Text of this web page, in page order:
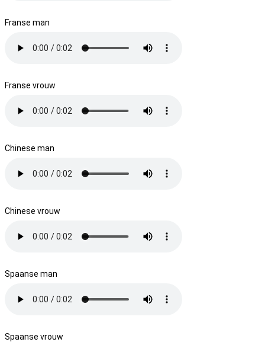
Franse man
Franse vrouw
Chinese man
Chinese vrouw
Spaanse man
Spaanse vrouw